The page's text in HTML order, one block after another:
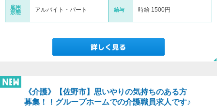
雇用
形態
アルバイト・パート 給与 時給 1500円
《介護》【佐野市】思いやりの気持ちのある方
募集！！グループホームでの介護職員求人です♪